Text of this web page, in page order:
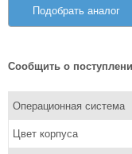
Подобрать аналог
Сообщить о
Операционная система
Цвет корпуса